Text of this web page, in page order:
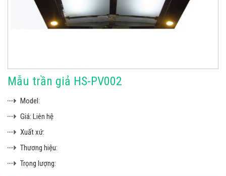
Mẫu trần giả HS-PV002
Model:
Giá: Liên hệ
Xuất xứ:
Thương hiệu:
Trọng lượng: